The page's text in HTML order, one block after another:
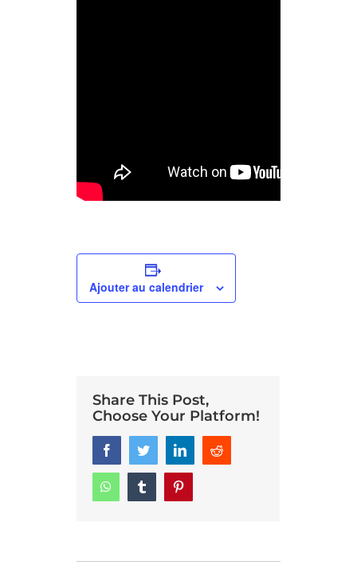
Ajouter au calendrier
Share This Post,
Choose Your Platform!
FacebookTwitterLinkedInReddit
WhatsappTumblr